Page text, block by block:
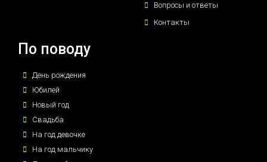
Вопросы и ответы
Контакты
По поводу
День рождения
Юбилей
Новый год
Свадьба
На год девочке
На год мальчику